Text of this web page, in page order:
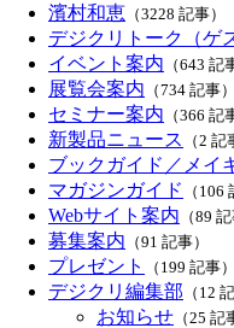
濱村和恵 （3228 記事）
デジクリトーク（ゲ
イベント案内 （643 記
展覧会案内 （734 記事）
セミナー案内 （366 記
新製品ニュース （2 記
ブックガイド／メイ
マガジンガイド （106
Webサイト案内 （89 記
募集案内 （91 記事）
プレゼント （199 記事）
デジクリ編集部 （12
お知らせ （25 記